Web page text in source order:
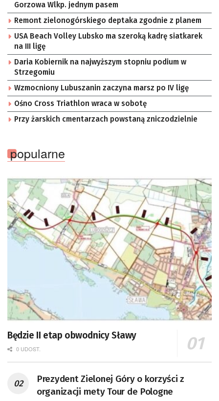
Gorzowa Wlkp. jednym pasem
Remont zielonogórskiego deptaka zgodnie z planem
USA Beach Volley Lubsko ma szeroką kadrę siatkarek
na III ligę
Daria Kobiernik na najwyższym stopniu podium w
Strzegomiu
Wzmocniony Lubuszanin zaczyna marsz po IV ligę
Ośno Cross Triathlon wraca w sobotę
Przy żarskich cmentarzach powstaną zniczodzielnie
popularne
Będzie II etap obwodnicy Sławy
0 UDOST.
Prezydent Zielonej Góry o korzyści z
organizacji mety Tour de Pologne